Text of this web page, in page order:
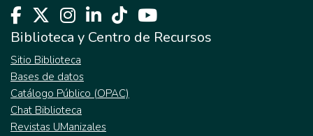
Biblioteca y Centro de Recursos
Sitio Biblioteca
Bases de datos
Catálogo Público (OPAC)
Chat Biblioteca
Revistas UManizales